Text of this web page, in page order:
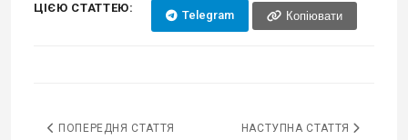
ЦІЄЮ СТАТТЕЮ:
Telegram Копіювати
ПОПЕРЕДНЯ СТАТТЯ НАСТУПНА СТАТТЯ